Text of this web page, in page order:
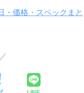
・価格・スペックまと